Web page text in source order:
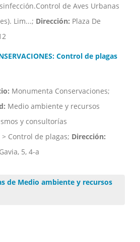
de Aves Urbanas
Lim...; Dirección: Plaza De
Control de plagas
Monumenta Conservaciones;
Medio ambiente y recursos
y consultorías
Control de plagas; Dirección:
5, 4-a
de Medio ambiente y recursos